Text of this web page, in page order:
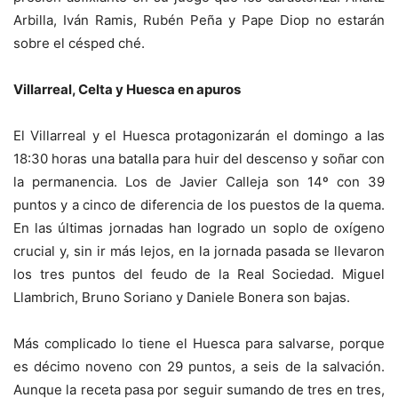
Arbilla, Iván Ramis, Rubén Peña y Pape Diop no estarán
sobre el césped ché.
Villarreal, Celta y Huesca en apuros
El Villarreal y el Huesca protagonizarán el domingo a las
18:30 horas una batalla para huir del descenso y soñar con
la permanencia. Los de Javier Calleja son 14º con 39
puntos y a cinco de diferencia de los puestos de la quema.
En las últimas jornadas han logrado un soplo de oxígeno
crucial y, sin ir más lejos, en la jornada pasada se llevaron
los tres puntos del feudo de la Real Sociedad. Miguel
Llambrich, Bruno Soriano y Daniele Bonera son bajas.
Más complicado lo tiene el Huesca para salvarse, porque
es décimo noveno con 29 puntos, a seis de la salvación.
Aunque la receta pasa por seguir sumando de tres en tres,